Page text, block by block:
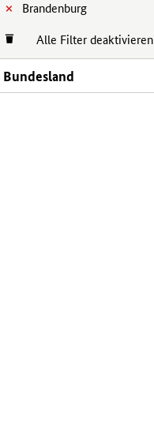
Brandenburg
Alle Filter deaktivieren
Bundesland